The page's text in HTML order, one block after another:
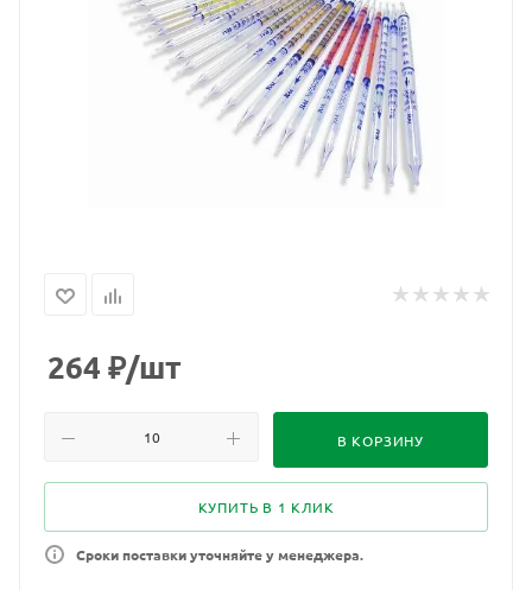
264 ₽/шт
В КОРЗИНУ
КУПИТЬ В 1 КЛИК
Сроки поставки уточняйте у менеджера.